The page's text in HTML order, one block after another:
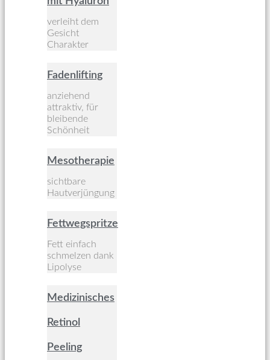
verleiht dem
Gesicht
Charakter
Fadenlifting
anziehend
attraktiv, für
bleibende
Schönheit
Mesotherapie
sichtbare
Hautverjüngung
Fettwegspritze
Fett einfach
schmelzen dank
Lipolyse
Medizinisches
Retinol
Peeling